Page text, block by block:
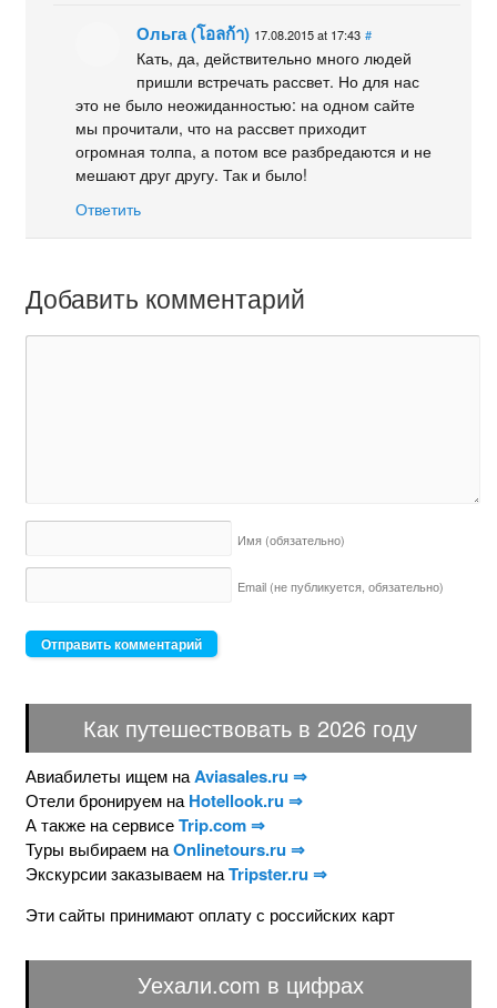
Ольга (โอลก้า) 17.08.2015 at 17:43 #
Кать, да, действительно много людей
пришли встречать рассвет. Но для нас
это не было неожиданностью: на одном сайте
мы прочитали, что на рассвет приходит
огромная толпа, а потом все разбредаются и не
мешают друг другу. Так и было!
Ответить
Добавить комментарий
Имя (обязательно)
Email (не публикуется, обязательно)
Как путешествовать в 2026 году
Авиабилеты ищем наAviasales.ru ⇒
Отели бронируем на Hotellook.ru ⇒
А также на сервисеTrip.com ⇒
Туры выбираем наOnlinetours.ru ⇒
Экскурсии заказываем наTripster.ru ⇒
Эти сайты принимают оплату с российских карт
Уехали.com в цифрах